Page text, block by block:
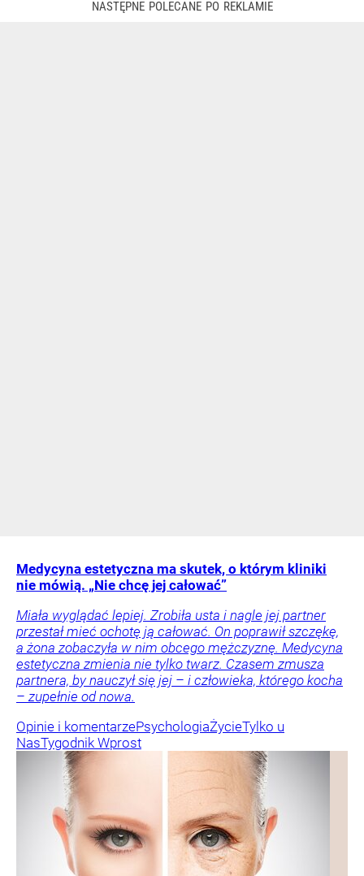
Medycyna estetyczna ma skutek, o którym kliniki
nie mówią. „Nie chcę jej całować”
Miała wyglądać lepiej. Zrobiła usta i nagle jej partner
przestał mieć ochotę ją całować. On poprawił szczękę,
a żona zobaczyła w nim obcego mężczyznę. Medycyna
estetyczna zmienia nie tylko twarz. Czasem zmusza
partnera, by nauczył się jej – i człowieka, którego kocha
– zupełnie od nowa.
Opinie i komentarzePsychologiaŻycieTylko u
NasTygodnik Wprost